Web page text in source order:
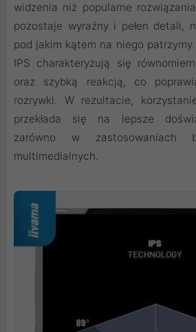
widzenia niż popularne
pozostaje wyraźny i pełen detali,
pod jakim kątem na niego
IPS charakteryzują się
oraz szybką reakcją, co
rozrywki. W rezultacie,
przekłada się na lepsze
zarówno w zastosowaniach
multimedialnych.